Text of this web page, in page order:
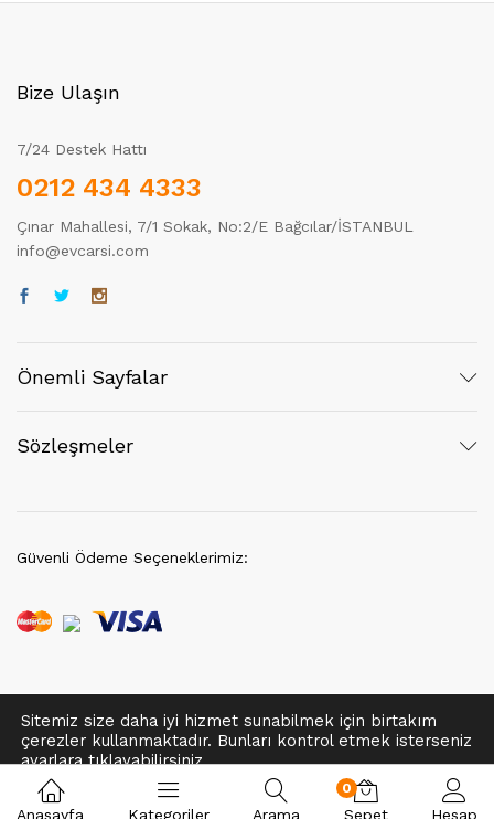
Tek Tıkla Ödeme Kolaylığı
7/24 Canlı Destek
Bize Ulaşın
7/24 Destek Hattı
0212 434 4333
Çınar Mahallesi, 7/1 Sokak, No:2/E Bağcılar/İSTANBUL
info@evcarsi.com
Önemli Sayfalar
Sözleşmeler
© 2021 EvÇarşı | Her hakkı saklıdır.
Güvenli Ödeme Seçeneklerimiz:
Sitemiz size daha iyi hizmet sunabilmek için birtakım
çerezler kullanmaktadır. Bunları kontrol etmek isterseniz
ayarlara tıklayabilirsiniz.
Onayla
Anasayfa Kategoriler Arama
0
Sepet Hesap